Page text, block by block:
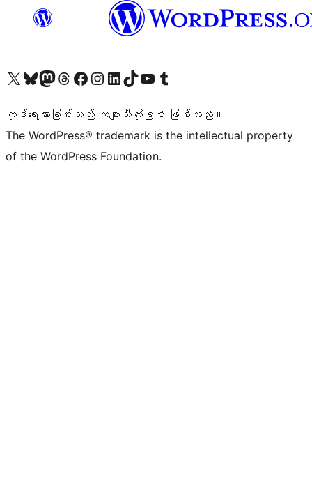
ကျွန်ုပ်တို့၏ X (ယခင် Twitter) အကောင့်သို့ သွားရောက်ကြည့်ရှုပါကျွန်ုပ်တို့၏ Bluesky အကောင့်သို့ ဝင်ရောက်ကြည့်ရှုရန်
ကျွန်ုပ်တို့၏ Mastodon အကောင့်သို့ သွားရောက်ကြည့်ရှုပါကျွန်ုပ်တို့၏ Threads အကောင့်သို့ ဝင်ရောက်ကြည့်ရှုရန်
ကျွန်ုပ်တို့၏ Facebook စာမျက်နှာသို့ သွားရောက်ကြည့်ရှုပါကျွန်ုပ်တို့၏ Instagram အကောင့်သို့ သွားရောက်ကြည့်ရှုပါ ကျွန်ုပ်တို့၏ LinkedIn အကောင့်သို့ သွားရောက်ကြည့်ရှုပါကျွန်ုပ်တို့၏ TikTok အကောင့်သို့ ဝင်ရောက်ကြည့်ရှုရန်
ကျွန်ုပ်တို့၏ YouTube ချန်နယ်သို့ သွားရောက်ကြည့်ရှုပါ ကျွန်ုပ်တို့၏ Tumblr အကောင့်သို့ ဝင်ရောက်ကြည့်ရှုရန်
ကုဒ်ရေးသားခြင်းသည် ကဗျာသီကုံးခြင်း ဖြစ်သည်။
The WordPress® trademark is the intellectual property
of the WordPress Foundation.